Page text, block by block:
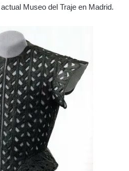
Museo del Traje en Madrid.